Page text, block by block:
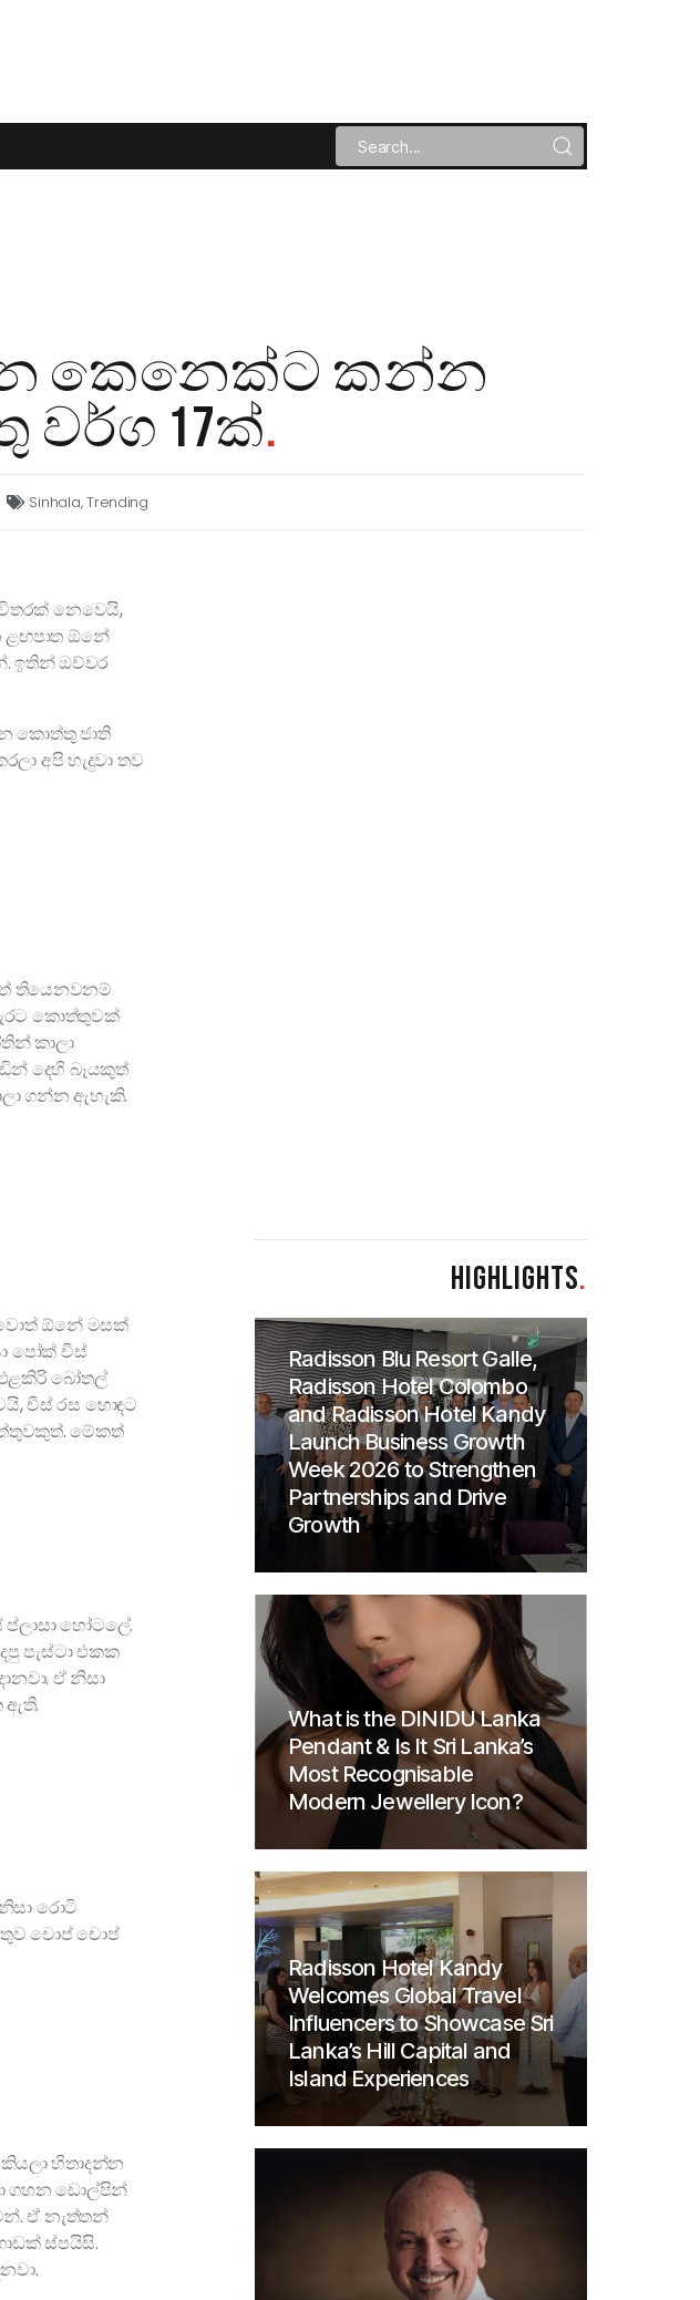
කෙනෙක්ට කන්න
17ක්.
Sinhala,Trending
නෙවෙයි,
ඕනේ
ඉතින් ඔච්චර
කොත්තු ජාති
අපි හැදුවා තව
තියෙනවනම්
කොත්තුවක්
කාලා
දෙහි බෑයකුත්
ගන්න ඇහැකි.
ඕනේ මසක්
පෝක් චීස්
බෝතල්
චීස් රස හොඳට
මේකත්
හෝටලේ.
පැස්ටා එකක
ඒ නිසා
ඇති.
රොටි
චොප් චොප්
හිතාදන්න
ගහන ඩොල්පින්
ඒ නැත්තන්
ස්පයිසි.
HIGHLIGHTS.
Radisson Blu Resort Galle,
Radisson Hotel Colombo
and Radisson Hotel Kandy
Launch Business Growth
Week 2026 to Strengthen
Partnerships and Drive
Growth
What is the DINIDU Lanka
Pendant & Is It Sri Lanka’s
Most Recognisable
Modern Jewellery Icon?
Radisson Hotel Kandy
Welcomes Global Travel
Influencers to Showcase Sri
Lanka’s Hill Capital and
Island Experiences